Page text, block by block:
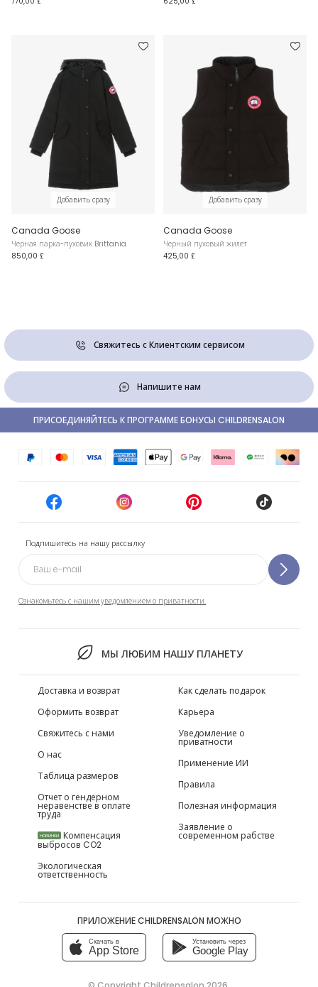
Добавить сразу
Canada Goose
Черная парка-пуховик Brittania
850,00 £
Добавить сразу
Canada Goose
Черный пуховый жилет
425,00 £
Свяжитесь с Клиентским сервисом
Напишите нам
Подпишитесь на нашу рассылку
Ознакомьтесь с нашим уведомлением о приватности.
МЫ ЛЮБИМ НАШУ ПЛАНЕТУ
ПРИСОЕДИНЯЙТЕСЬ К ПРОГРАММЕ БОНУСЫ CHILDRENSALON
Доставка и возврат
Оформить возврат
Свяжитесь с нами
О нас
Таблица размеров
Отчет о гендерном
неравенстве в оплате
труда
НОВИНКИ Компенсация
выбросов CO2
Экологическая
ответственность
Как сделать подарок
Карьера
Уведомление о
приватности
Применение ИИ
Правила
Полезная информация
Заявление о
современном рабстве
ПРИЛОЖЕНИЕ CHILDRENSALON МОЖНО
Скачать в
App Store
Установить через
Google Play